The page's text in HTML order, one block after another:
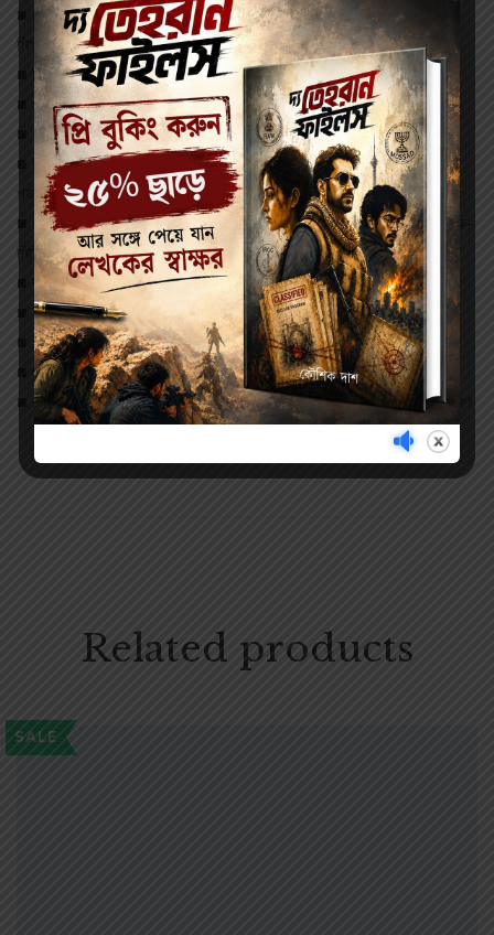
■ মাধ্যমিক পরীক্ষায় প্রতিটি বিষয়ে কী করে নম্বর বাড়ানো যায়-এ সম্পর্কে বিশেষজ্ঞ
শিক্ষকদের গুরুত্বপূর্ণ নির্দেশিকা
■ বিভিন্ন বিষয়ের গুরুত্বপূর্ণ তথ্য মনে রাখার স্মৃতি-সহায়ক সূত্র
■ প্রতিটি বিষয়ে ‘শব্দজব্দ’
■ গণিত অংশে ‘মগজগুরু’ শিরোনামে বুদ্ধিদীপ্ত অঙ্ক ও তার সমাধান
■ বিভিন্ন খ্যাতনামা বিদ্যালয় কর্তৃক গৃহীত 2025 সালের প্রথম ও দ্বিতীয়
পর্যায়ক্রমিক মূল্যায়নের প্রশ্নপত্র
■ পর্ষদ প্রদত্ত প্রশ্নকাঠামো অনুযায়ী বিভিন্ন খ্যাতনামা বিদ্যালয়ের অভিজ্ঞ শিক্ষক-
শিক্ষিকা
■ দ্বারা রচিত Suggestive Model Question Sets
■ 2017-2026 সাল পর্যন্ত প্রতিটি মাধ্যমিক পরীক্ষার প্রশ্নপত্র
■ প্রতিটি বিষয়ের ওপর গুরুত্বপূর্ণ Suggestions : 2027
■ প্রতিটি প্রশ্নপত্রের MCQ ও VSA Type প্রশ্নের উত্তর
■ ভূগোল বিষয়ের টেস্ট ও ফাইনাল পরীক্ষার নমুনা প্রশ্নপত্রের মানচিত্র চিহ্নিতকরণ
Related products
SALE